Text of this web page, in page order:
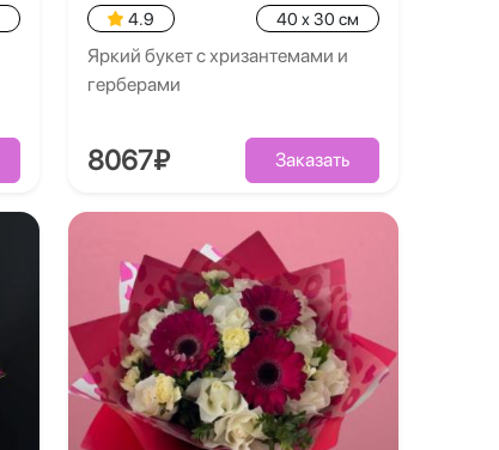
4.9 40 x 30 см
Яркий букет с хризантемами и
герберами
8067₽ Заказать